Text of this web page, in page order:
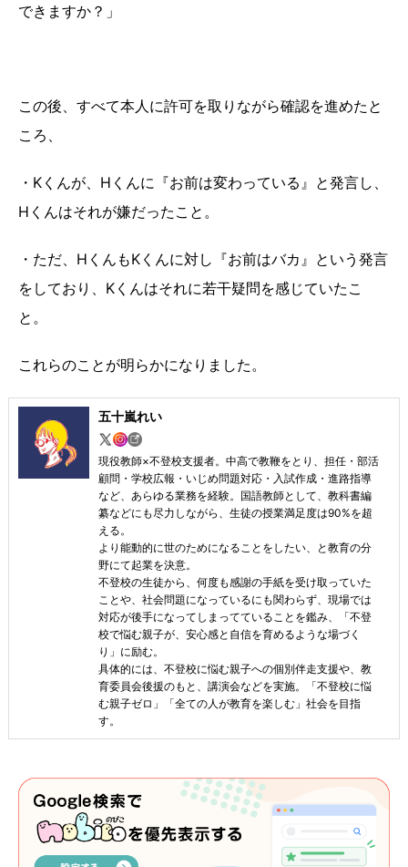
できますか？」
この後、すべて本人に許可を取りながら確認を進めたと
ころ、
・Kくんが、Hくんに『お前は変わっている』と発言し、
Hくんはそれが嫌だったこと。
・ただ、HくんもKくんに対し『お前はバカ』という発言
をしており、Kくんはそれに若干疑問を感じていたこ
と。
これらのことが明らかになりました。
五十嵐れい
現役教師×不登校支援者。中高で教鞭をとり、担任・部活
顧問・学校広報・いじめ問題対応・入試作成・進路指導
など、あらゆる業務を経験。国語教師として、教科書編
纂などにも尽力しながら、生徒の授業満足度は90%を超
える。
より能動的に世のためになることをしたい、と教育の分
野にて起業を決意。
不登校の生徒から、何度も感謝の手紙を受け取っていた
ことや、社会問題になっているにも関わらず、現場では
対応が後手になってしまってていることを鑑み、「不登
校で悩む親子が、安心感と自信を育めるような場づく
り」に励む。
具体的には、不登校に悩む親子への個別伴走支援や、教
育委員会後援のもと、講演会などを実施。「不登校に悩
む親子ゼロ」「全ての人が教育を楽しむ」社会を目指
す。